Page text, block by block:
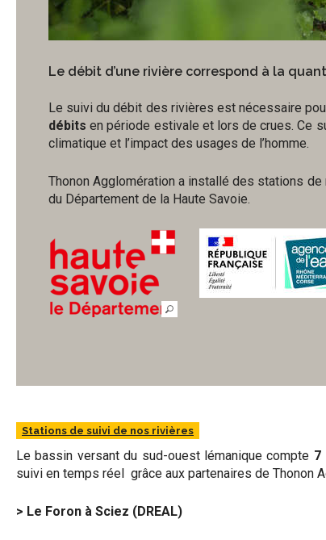
Le débit d’une rivière correspond à la
Le suivi du débit des rivières est nécessaire
débits en période estivale et lors de crues. Ce
climatique et l’impact des usages de l’homme.
Thonon Agglomération a installé des stations de
du Département de la Haute Savoie.
Stations de suivi de nos rivières
Le bassin versant du sud-ouest lémanique compte 7
suivi en temps réel grâce aux partenaires de Thonon
> Le Foron à Sciez (DREAL)